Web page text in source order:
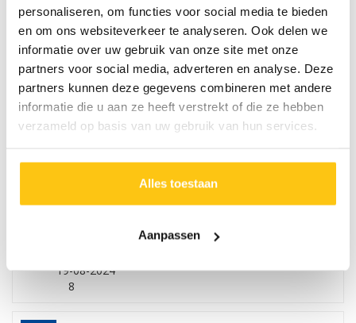
personaliseren, om functies voor social media te bieden
en om ons websiteverkeer te analyseren. Ook delen we
informatie over uw gebruik van onze site met onze
partners voor social media, adverteren en analyse. Deze
partners kunnen deze gegevens combineren met andere
informatie die u aan ze heeft verstrekt of die ze hebben
verzameld op basis van uw gebruik van hun services.
Alles toestaan
Aanpassen
Fietsvakantie Lech en Main
Tirol, Oostenrijk
Onderstaand een overzicht van deelnemers die naast een
cijfer ook een review hebben ingevuld.
Molema-Wubs
En fijne reisleidster Netty en de betrouwbare
chauffeur Wilco betrouw baar in woord en daad
19-08-2024
8